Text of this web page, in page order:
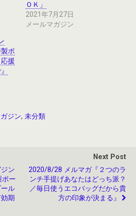
ＯＫ」
2021年7月27日
メールマガジン
ポ
援
ジン, 未分類
ン
ポー
ル
期
Next Post
2020/8/28 メルマガ『２つのラ
ンチ手提げあなたはどっち派？
／毎日使うエコバッグだから貴
方の印象が決まる』